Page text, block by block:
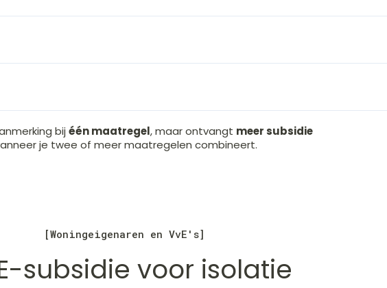
bij één maatregel, maar ontvangt meer subsidie
je twee of meer maatregelen combineert.
[Woningeigenaren en VvE's]
subsidie voor isolatie